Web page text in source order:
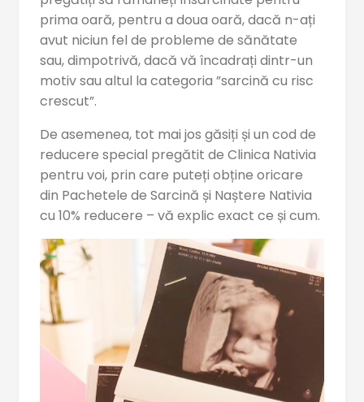
prima oară, pentru a doua oară, dacă n-ați
avut niciun fel de probleme de sănătate
sau, dimpotrivă, dacă vă încadrați dintr-un
motiv sau altul la categoria ”sarcină cu risc
crescut”.
De asemenea, tot mai jos găsiți și un cod de
reducere special pregătit de Clinica Nativia
pentru voi, prin care puteți obține oricare
din Pachetele de Sarcină și Naștere Nativia
cu 10% reducere – vă explic exact ce și cum.